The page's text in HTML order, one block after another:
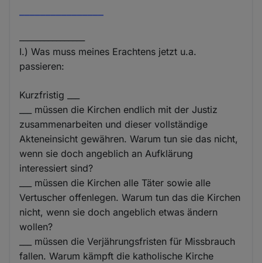
I.) Was muss meines Erachtens jetzt u.a.
passieren:
Kurzfristig ___
___ müssen die Kirchen endlich mit der Justiz
zusammenarbeiten und dieser vollständige
Akteneinsicht gewähren. Warum tun sie das nicht,
wenn sie doch angeblich an Aufklärung
interessiert sind?
___ müssen die Kirchen alle Täter sowie alle
Vertuscher offenlegen. Warum tun das die Kirchen
nicht, wenn sie doch angeblich etwas ändern
wollen?
___ müssen die Verjährungsfristen für Missbrauch
fallen. Warum kämpft die katholische Kirche